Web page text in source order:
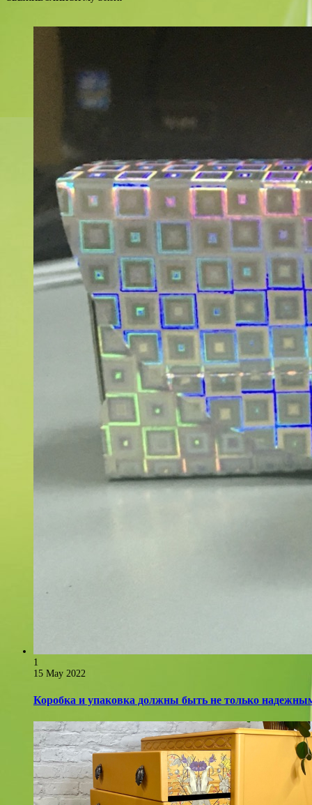
1
15 May 2022
Коробка и упаковка должны быть не только